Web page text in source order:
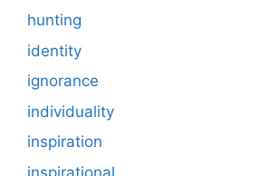
hunting
identity
ignorance
individuality
inspiration
inspirational